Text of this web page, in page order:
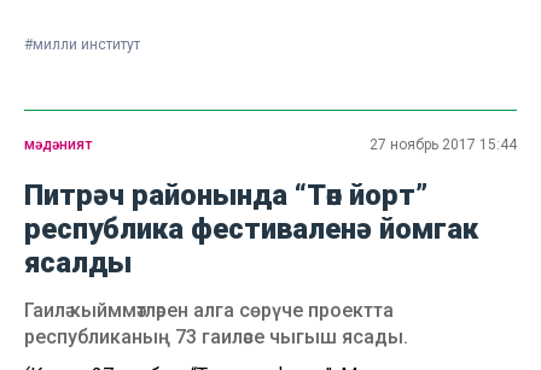
#милли институт
мәдәният 27 ноябрь 2017 15:44
Питрәч районында “Төп йорт”
республика фестиваленә йомгак
ясалды
Гаилә кыйммәтләрен алга сөрүче проектта
республиканың 73 гаиләсе чыгыш ясады.